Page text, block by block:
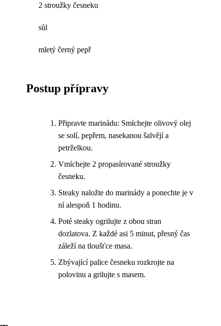
2 stroužky česneku
sůl
mletý černý pepř
Postup přípravy
Připravte marinádu: Smíchejte olivový olej
se solí, pepřem, nasekanou šalvějí a
petrželkou.
Vmíchejte 2 propasírované stroužky
česneku.
Steaky naložte do marinády a ponechte je v
ní alespoň 1 hodinu.
Poté steaky ogrilujte z obou stran
dozlatova. Z každé asi 5 minut, přesný čas
záleží na tloušťce masa.
Zbývající palice česneku rozkrojte na
polovinu a grilujte s masem.